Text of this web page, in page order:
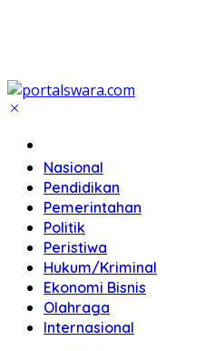
Nasional
Pendidikan
Pemerintahan
Politik
Peristiwa
Hukum/Kriminal
Ekonomi Bisnis
Olahraga
Internasional